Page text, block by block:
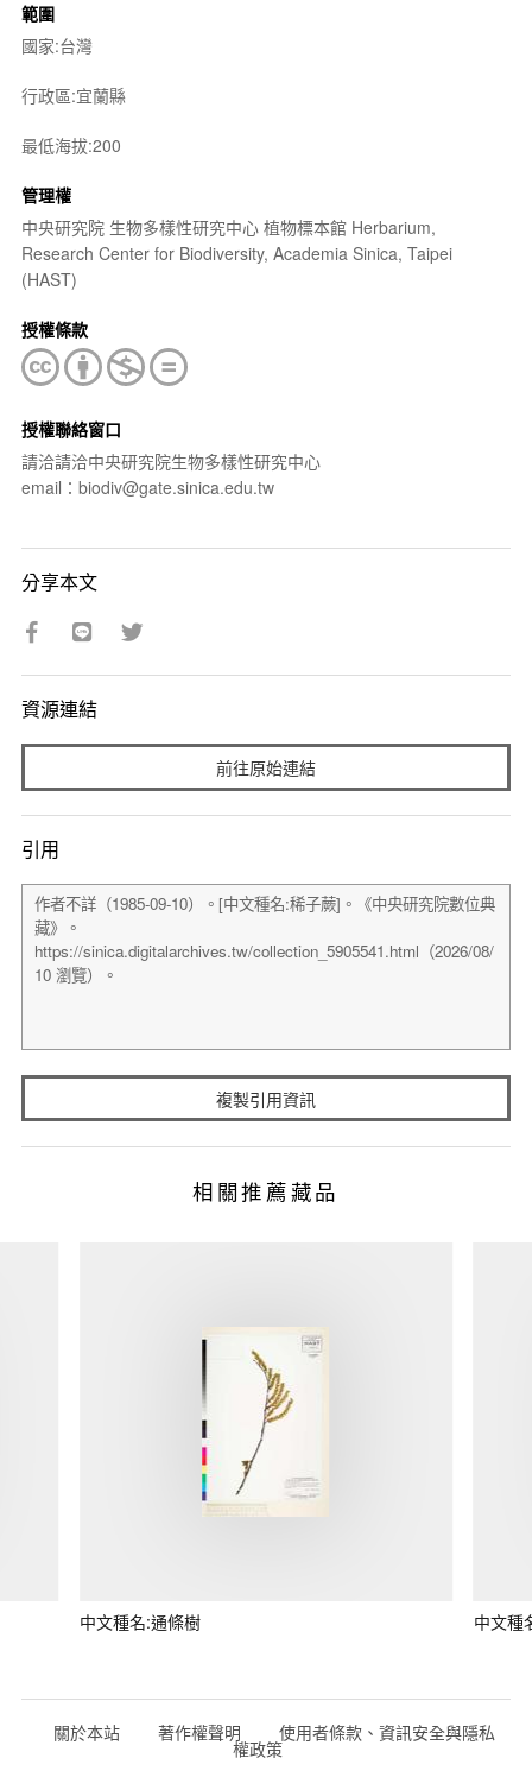
範圍
國家:台灣
行政區:宜蘭縣
最低海拔:200
管理權
中央研究院 生物多樣性研究中心 植物標本館 Herbarium,
Research Center for Biodiversity, Academia Sinica, Taipei
(HAST)
授權條款
授權聯絡窗口
請洽請洽中央研究院生物多樣性研究中心
email：biodiv@gate.sinica.edu.tw
分享本文
資源連結
前往原始連結
引用
複製引用資訊
相關推薦藏品
中文種名:通條樹 中文種
關於本站 著作權聲明 使用者條款、資訊安全與隱私
權政策